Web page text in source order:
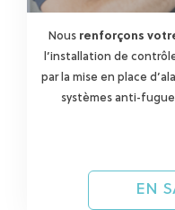
Nous renforçons
l’installation de
par la mise en place
systèmes anti-
EN